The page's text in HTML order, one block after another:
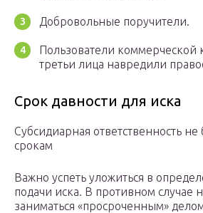
Добровольные поручители.
Пользователи коммерческой
третьи лица навредили
Срок давности для иска
Субсидиарная ответственность
срокам
Важно успеть уложиться в
подачи иска. В противном случае
заниматься «просроченным»